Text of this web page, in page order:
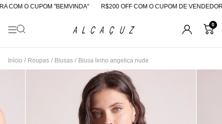
O CUPOM "BEMVINDA" R$200 OFF COM O CUPOM DE VENDEDORA
0
Início / Roupas / Blusas / Blusa linho angelica nude